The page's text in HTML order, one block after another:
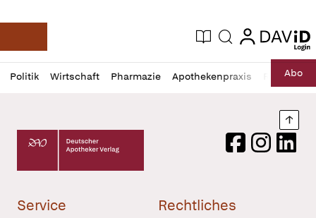
Deutsche Apotheker Zeitung
Aktuelle Ausgabe
Suche login
login
Politik Wirtschaft Pharmazie Apothekenpraxis RechtAbo
Profil
öffnen
Daz
Pur
Deutscher Apotheker Verlag Logo
FacebookInstagram
Service Rechtliches